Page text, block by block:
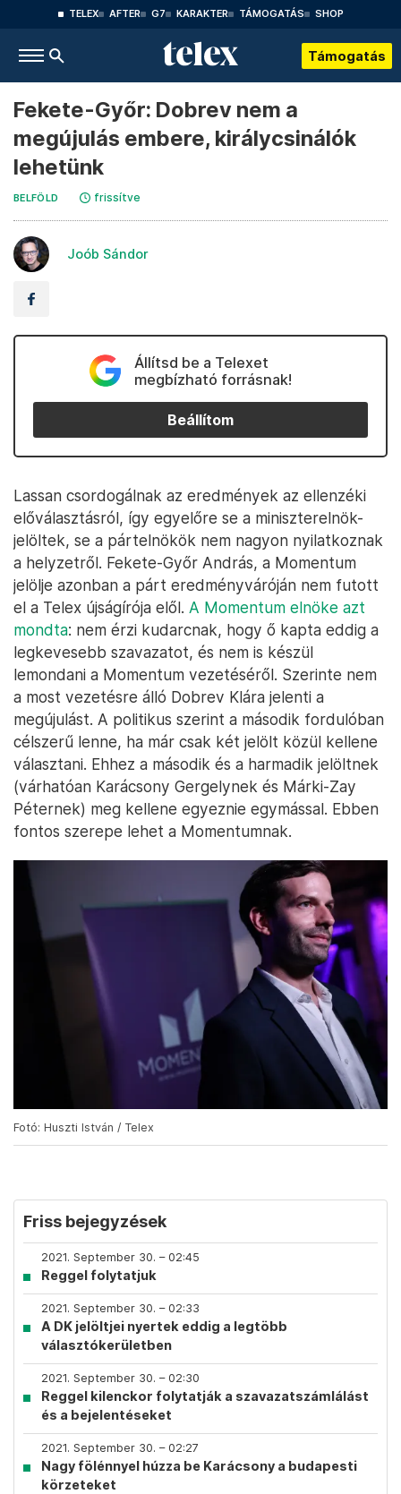
TELEX AFTER G7 KARAKTER TÁMOGATÁS SHOP
Támogatás
Fekete-Győr: Dobrev nem a
megújulás embere, királycsinálók
lehetünk
BELFÖLD frissítve
Joób Sándor
Állítsd be a Telexet
megbízható forrásnak!
Beállítom
Lassan csordogálnak az eredmények az ellenzéki
előválasztásról, így egyelőre se a miniszterelnök-
jelöltek, se a pártelnökök nem nagyon nyilatkoznak
a helyzetről. Fekete-Győr András, a Momentum
jelölje azonban a párt eredményváróján nem futott
el a Telex újságírója elől. A Momentum elnöke azt
mondta: nem érzi kudarcnak, hogy ő kapta eddig a
legkevesebb szavazatot, és nem is készül
lemondani a Momentum vezetéséről. Szerinte nem
a most vezetésre álló Dobrev Klára jelenti a
megújulást. A politikus szerint a második fordulóban
célszerű lenne, ha már csak két jelölt közül kellene
választani. Ehhez a második és a harmadik jelöltnek
(várhatóan Karácsony Gergelynek és Márki-Zay
Péternek) meg kellene egyeznie egymással. Ebben
fontos szerepe lehet a Momentumnak.
Fotó: Huszti István / Telex
Friss bejegyzések
2021. September 30. – 02:45
Reggel folytatjuk
2021. September 30. – 02:33
A DK jelöltjei nyertek eddig a legtöbb
választókerületben
2021. September 30. – 02:30
Reggel kilenckor folytatják a szavazatszámlálást
és a bejelentéseket
2021. September 30. – 02:27
Nagy fölénnyel húzza be Karácsony a budapesti
körzeteket